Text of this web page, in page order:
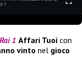
BY
Rai 1 Affari Tuoi con
vinto nel gioco